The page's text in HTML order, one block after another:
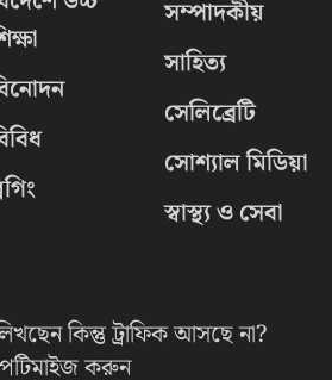
সম্পাদকীয়
সাহিত্য
সেলিব্রেটি
সোশ্যাল মিডিয়া
স্বাস্থ্য ও সেবা
কিন্তু ট্রাফিক আসছে না?
করুন